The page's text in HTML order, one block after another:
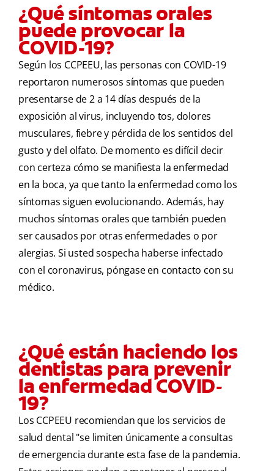
¿Qué síntomas orales
puede provocar la
COVID-19?
Según los CCPEEU, las personas con COVID-19
reportaron numerosos síntomas que pueden
presentarse de 2 a 14 días después de la
exposición al virus, incluyendo tos, dolores
musculares, fiebre y pérdida de los sentidos del
gusto y del olfato. De momento es difícil decir
con certeza cómo se manifiesta la enfermedad
en la boca, ya que tanto la enfermedad como los
síntomas siguen evolucionando. Además, hay
muchos síntomas orales que también pueden
ser causados por otras enfermedades o por
alergias. Si usted sospecha haberse infectado
con el coronavirus, póngase en contacto con su
médico.
¿Qué están haciendo los
dentistas para prevenir
la enfermedad COVID-
19?
Los CCPEEU recomiendan que los servicios de
salud dental "se limiten únicamente a consultas
de emergencia durante esta fase de la pandemia.